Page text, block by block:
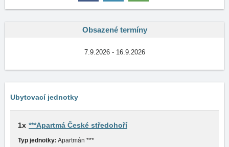
Obsazené termíny
7.9.2026 - 16.9.2026
Ubytovací jednotky
1x ***Apartmá České středohoří
Typ jednotky: Apartmán ***